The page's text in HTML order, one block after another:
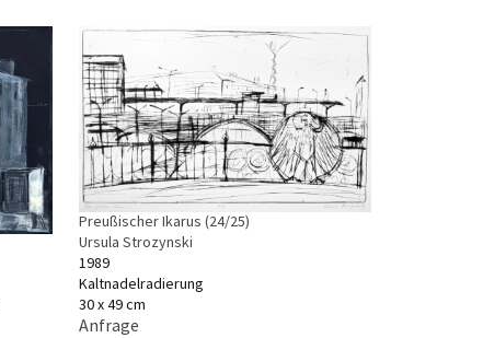
Preußischer Ikarus (24/25)
Ursula Strozynski
1989
Kaltnadelradierung
30 x 49 cm
Anfrage